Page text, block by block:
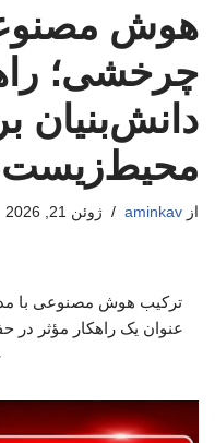
هوش
چرخشی؛
دانش‌بنیان
محیط‌زیست
از aminkav ژوئن 21, 2026
ترکیب هوش مصنوعی با
عنوان یک راهکار مؤثر در